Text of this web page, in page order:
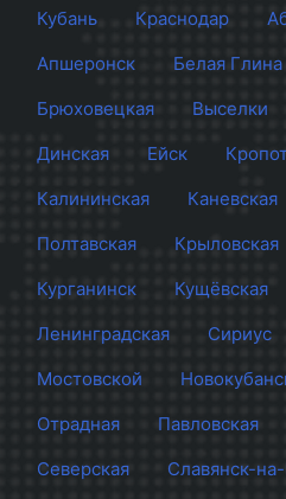
Кубань Краснодар
Апшеронск
Белая Глина
Брюховецкая
Выселки
Динская
Ейск
Калининская
Каневская
Полтавская
Крыловская
Курганинск
Кущёвская
Ленинградская
Сириус
Мостовской
Отрадная
Павловская
Северская
Славянск-